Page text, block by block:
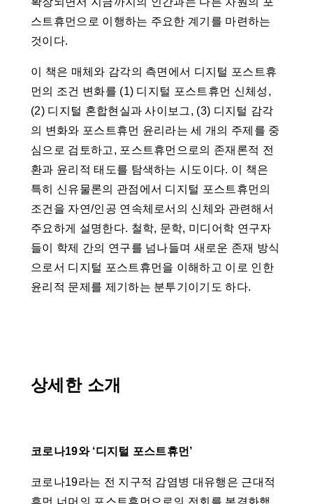
스트휴먼으로 이행하는 주요한 계기를 마련하는
것이다.
이 책은 매체와 감각의 측면에서 디지털 포스트휴
먼의 조건 변화를 (1) 디지털 포스트휴먼 신체성,
(2) 디지털 혼합현실과 사이보그, (3) 디지털 감각
의 변화와 포스트휴먼 윤리라는 세 개의 주제를 중
심으로 검토하고, 포스트휴먼으로의 존재론적 전
환과 윤리적 태도를 탐색하는 시도이다. 이 책은
특히 신유물론의 관점에서 디지털 포스트휴먼의
조건을 자연/인공 연속체로서의 신체와 관련해서
주요하게 설명한다. 철학, 문학, 미디어학 연구자
들이 학제 간의 연구를 넘나들며 새로운 존재 방식
으로서 디지털 포스트휴먼을 이해하고 이로 인한
윤리적 문제를 제기하는 분투기이기도 하다.
상세한 소개
코로나19와 ‘디지털 포스트휴먼’
코로나19라는 전 지구적 감염병 대유행은 근대적